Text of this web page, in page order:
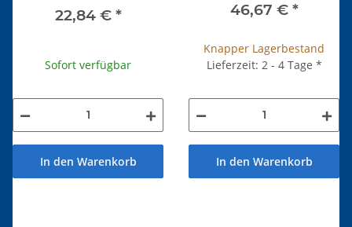
22,84 € *
Sofort verfügbar
In den Warenkorb
46,67 € *
Knapper Lagerbestand
Lieferzeit: 2 - 4 Tage *
In den Warenkorb